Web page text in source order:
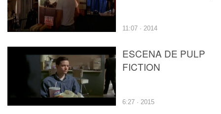
11:07 · 2014
ESCENA DE PULP
FICTION
6:27 · 2015